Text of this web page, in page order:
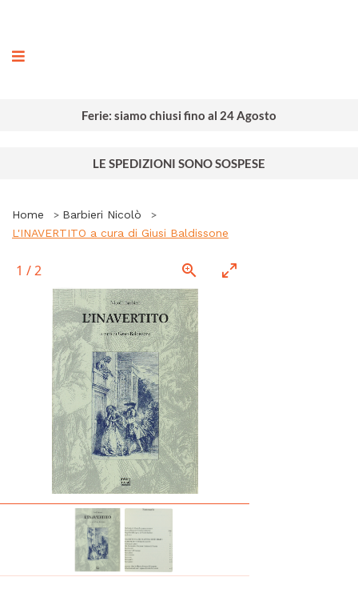
Ferie: siamo chiusi fino al 24 Agosto
LE SPEDIZIONI SONO SOSPESE
Home
Barbieri Nicolò
L'INAVERTITO a cura di Giusi Baldissone
1 /2